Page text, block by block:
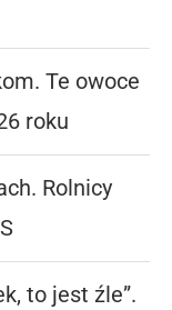
Te owoce
roku
Rolnicy
to jest źle”.